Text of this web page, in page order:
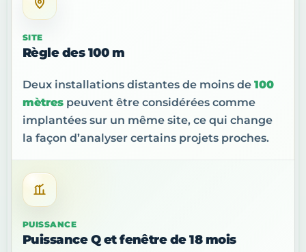
SITE
Règle des 100 m
Deux installations distantes de moins de 100
mètres peuvent être considérées comme
implantées sur un même site, ce qui change
la façon d’analyser certains projets proches.
PUISSANCE
Puissance Q et fenêtre de 18 mois